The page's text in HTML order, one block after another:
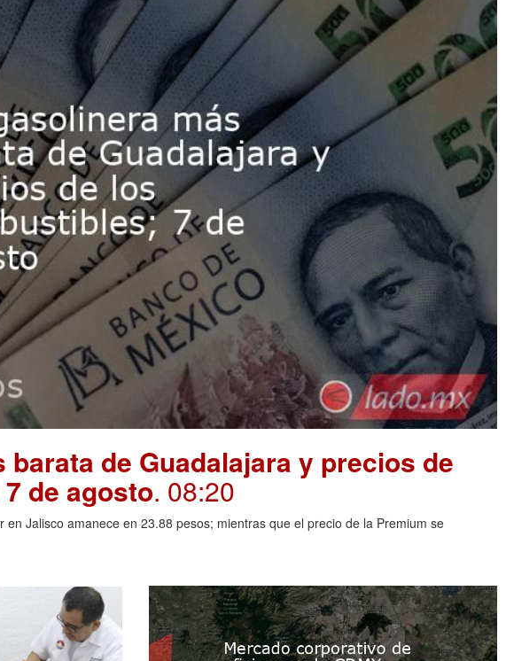
barata de Guadalajara y precios de
de agosto. 08:20
Jalisco amanece en 23.88 pesos; mientras que el precio de la Premium se